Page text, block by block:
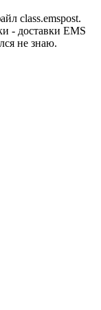
class.emspost.
- доставки EMS
не знаю.